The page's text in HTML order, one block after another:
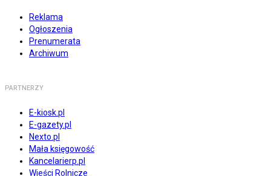
Reklama
Ogłoszenia
Prenumerata
Archiwum
PARTNERZY
E-kiosk.pl
E-gazety.pl
Nexto.pl
Mała księgowość
Kancelarierp.pl
Wieści Rolnicze